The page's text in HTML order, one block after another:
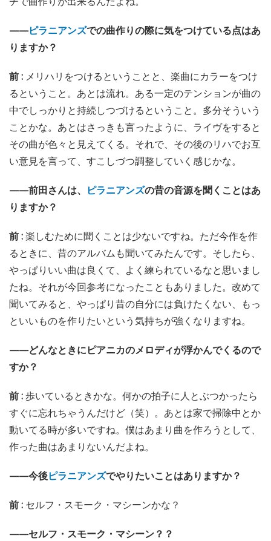
——ピラニアンズでの曲作りの際に気をつけている点はあ
りますか？
前 : メリハリをつけるということと、楽曲にカラーをつけ
るということ。あとは流れ。ある一定のテンションが曲の
中でしっかりと持続しつづけるということ。多分そういう
ことかな。あとはさっきも言ったように、ライヴをすると
その曲が色々と見えてくる。それで、その後のリハでお互
い意見を言って、すこしづつ調整していく感じかな。
——前田さんは、 ピラニアンズの昔の音源を聞くことはあ
りますか？
前 :楽しむために聞くことは少ないですね。ただ今作を作
るときに、昔のアルバムも聞いてみたんです。そしたら、
やっぱりいい曲は良くて、よく練られているなと思いまし
たね。それが今回参考になったこともありました。改めて
聞いてみると、やっぱり昔の自分には負けたくない、もっ
といいものを作りたいという気持ちが強くなりますね。
——どんなときにピアニカのメロディが浮かんでくるので
すか？
前 :歩いているときかな。何かの拍子に人とぶつかったら
すぐに忘れちゃうんだけど（笑）。あとは家で掃除中とか
動いてる時が多いですね。僕はあまり曲を作ろうとして、
作った曲はあまりないんだよね。
——今後ピラニアンズでやりたいことはありますか？
前 : セルフ・スモーク・マシーンかな？
——セルフ・スモーク・マシーン？？